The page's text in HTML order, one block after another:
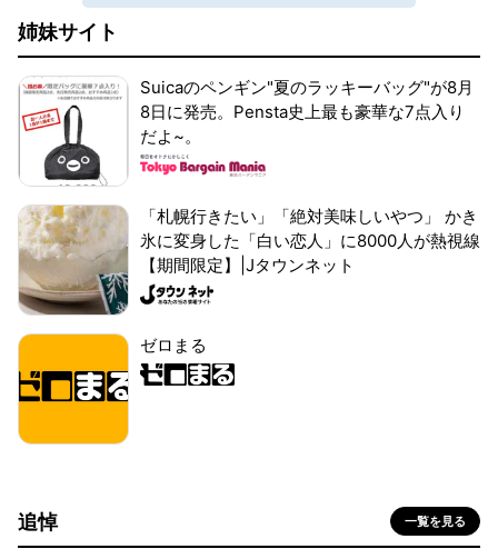
姉妹サイト
Suicaのペンギン"夏のラッキーバッグ"が8月
8日に発売。Pensta史上最も豪華な7点入り
だよ~。
「札幌行きたい」「絶対美味しいやつ」 かき
氷に変身した「白い恋人」に8000人が熱視線
【期間限定】|Jタウンネット
ゼロまる
追悼 一覧を見る